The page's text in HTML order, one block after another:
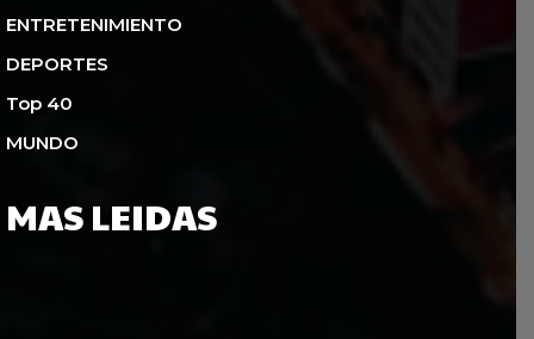
ENTRETENIMIENTO
DEPORTES
Top 40
MUNDO
MAS LEIDAS